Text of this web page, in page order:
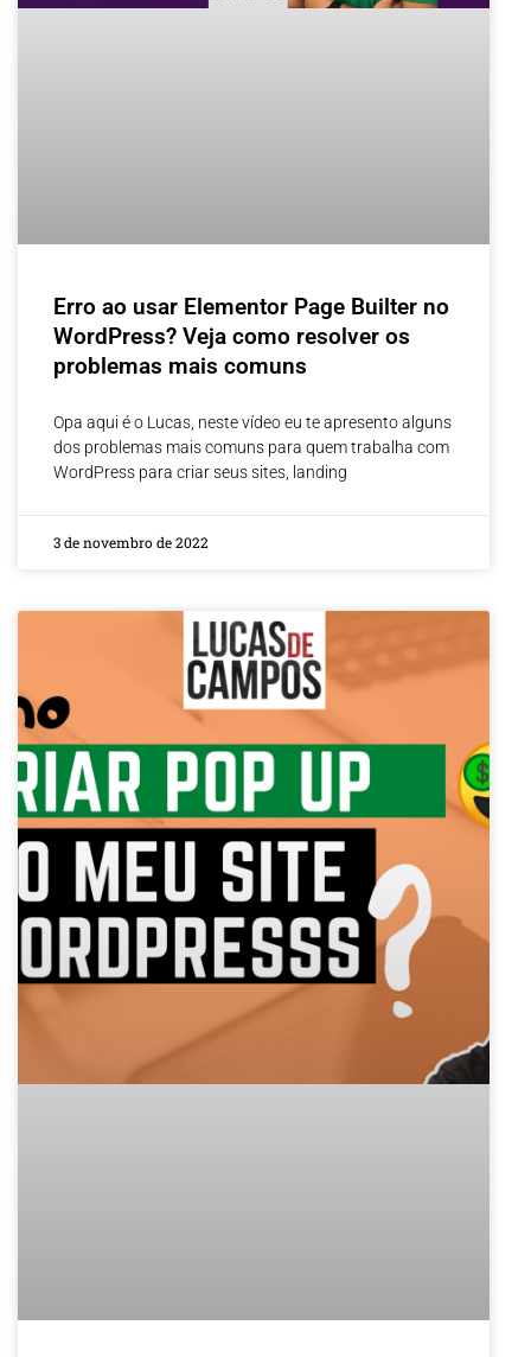
Erro ao usar Elementor Page Builter no
WordPress? Veja como resolver os
problemas mais comuns
Opa aqui é o Lucas, neste vídeo eu te apresento alguns
dos problemas mais comuns para quem trabalha com
WordPress para criar seus sites, landing
3 de novembro de 2022